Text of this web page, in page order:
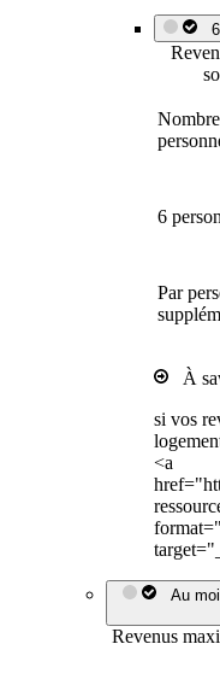
6
Par
À
si vos
<a
Au
Revenus